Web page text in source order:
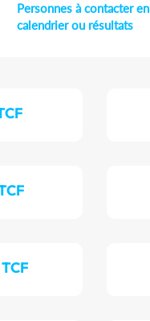
Personnes à contacter
calendrier ou résultats